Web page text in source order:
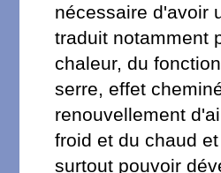
nécessaire d'avoir
traduit notamment
chaleur, du
serre, effet
renouvellement
froid et du chaud
surtout pouvoir